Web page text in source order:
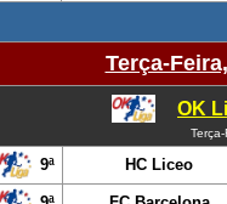
Terça-
OK
9ª
HC Liceo